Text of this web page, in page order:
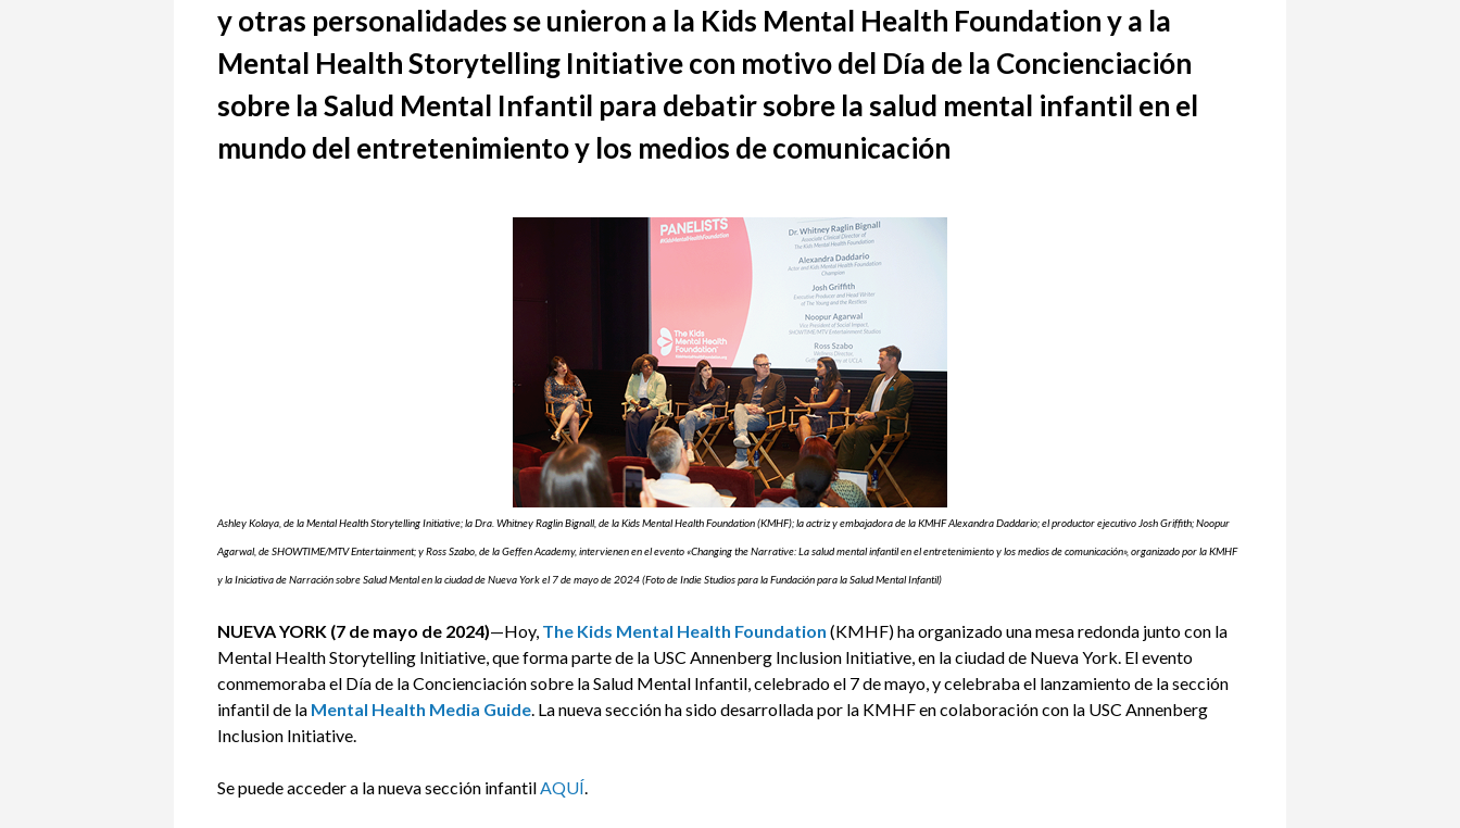
y otras personalidades se unieron a la Kids Mental Health Foundation y a la
Mental Health Storytelling Initiative con motivo del Día de la Concienciación
sobre la Salud Mental Infantil para debatir sobre la salud mental infantil en el
mundo del entretenimiento y los medios de comunicación
Ashley Kolaya, de la Mental Health Storytelling Initiative; la Dra. Whitney Raglin Bignall, de la Kids Mental Health Foundation (KMHF); la actriz y embajadora de la KMHF Alexandra Daddario; el productor ejecutivo Josh Griffith; Noopur
Agarwal, de SHOWTIME/MTV Entertainment; y Ross Szabo, de la Geffen Academy, intervienen en el evento «Changing the Narrative: La salud mental infantil en el entretenimiento y los medios de comunicación», organizado por la KMHF
y la Iniciativa de Narración sobre Salud Mental en la ciudad de Nueva York el 7 de mayo de 2024 (Foto de Indie Studios para la Fundación para la Salud Mental Infantil)
NUEVA YORK (7 de mayo de 2024)—Hoy, The Kids Mental Health Foundation (KMHF) ha organizado una mesa redonda junto con la
Mental Health Storytelling Initiative, que forma parte de la USC Annenberg Inclusion Initiative, en la ciudad de Nueva York. El evento
conmemoraba el Día de la Concienciación sobre la Salud Mental Infantil, celebrado el 7 de mayo, y celebraba el lanzamiento de la sección
infantil de la Mental Health Media Guide. La nueva sección ha sido desarrollada por la KMHF en colaboración con la USC Annenberg
Inclusion Initiative.
Se puede acceder a la nueva sección infantilAQUÍ.